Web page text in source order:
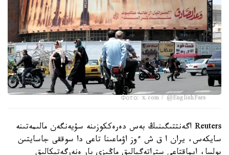
Фото: x.com / @EnglishFars
Reuters اگەنتتىگىنىڭ بەس دەرەككوزىنە سۇيەنگەن مالىمەتىنە
سايكەس، يران ا ق ش ءوز اۋماعىنا تاعى دا سوققى جاسايتىن